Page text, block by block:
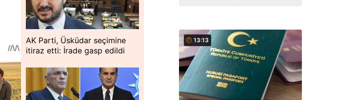
AK Parti, Üsküdar seçimine
itiraz etti: İrade gasp edildi
13:13